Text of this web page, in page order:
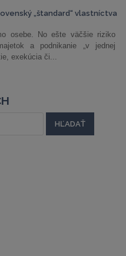
„štandard“ vlastníctva
osebe. No ešte väčšie riziko
a podnikanie „v jednej
exekúcia či...